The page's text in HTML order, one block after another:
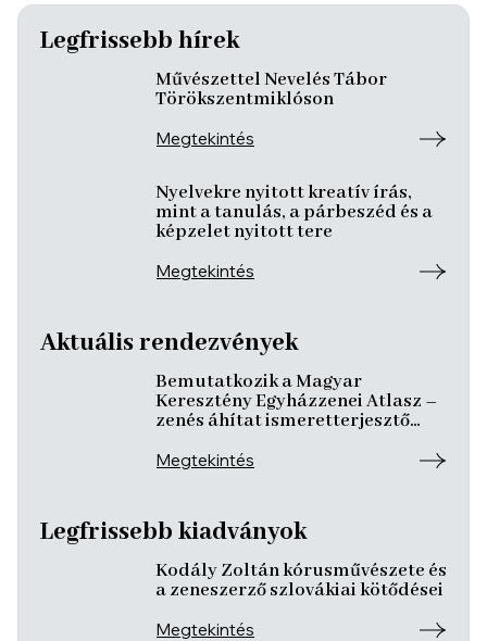
Legfrissebb hírek
Művészettel Nevelés Tábor
Törökszentmiklóson
Megtekintés
Nyelvekre nyitott kreatív írás,
mint a tanulás, a párbeszéd és a
képzelet nyitott tere
Megtekintés
Aktuális rendezvények
Bemutatkozik a Magyar
Keresztény Egyházzenei Atlasz –
zenés áhítat ismeretterjesztő
Megtekintés
Legfrissebb kiadványok
Kodály Zoltán kórusművészete és
a zeneszerző szlovákiai kötődései
Megtekintés